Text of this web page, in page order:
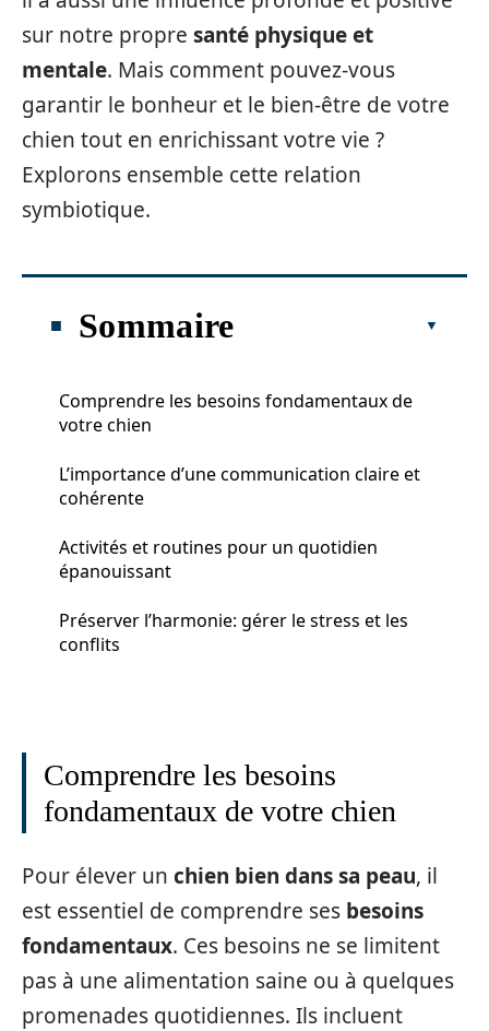
sur notre propre santé physique et
mentale. Mais comment pouvez-vous
garantir le bonheur et le bien-être de votre
chien tout en enrichissant votre vie ?
Explorons ensemble cette relation
symbiotique.
Sommaire
Comprendre les besoins fondamentaux de
votre chien
L’importance d’une communication claire et
cohérente
Activités et routines pour un quotidien
épanouissant
Préserver l’harmonie: gérer le stress et les
conflits
Comprendre les besoins
fondamentaux de votre chien
Pour élever un chien bien dans sa peau, il
est essentiel de comprendre ses besoins
fondamentaux. Ces besoins ne se limitent
pas à une alimentation saine ou à quelques
promenades quotidiennes. Ils incluent